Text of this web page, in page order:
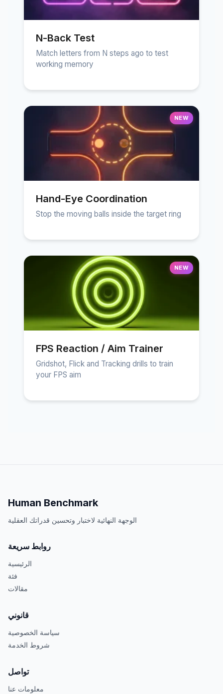
N-Back Test
Match letters from N steps ago to test
working memory
NEW
Hand-Eye Coordination
Stop the moving balls inside the target ring
NEW
FPS Reaction / Aim Trainer
Gridshot, Flick and Tracking drills to train
your FPS aim
Human Benchmark
الوجهة النهائية لاختبار وتحسين قدراتك العقلية
روابط سريعة
الرئيسية
فئة
مقالات
قانوني
سياسة الخصوصية
شروط الخدمة
تواصل
معلومات عنا